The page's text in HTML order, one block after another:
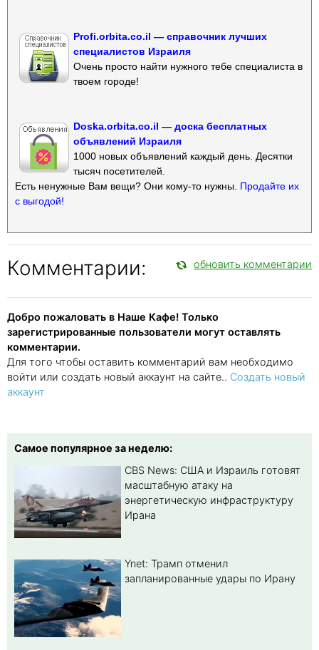
Profi.orbita.co.il — справочник лучших
специалистов Израиля
Очень просто найти нужного тебе специалиста в
твоем городе!
Doska.orbita.co.il — доска бесплатных
объявлений Израиля
1000 новых объявлений каждый день. Десятки
тысяч посетителей.
Есть ненужные Вам вещи? Они кому-то нужны. Продайте их
с выгодой!
Комментарии: обновить комментарии
Добро пожаловать в Наше Кафе! Только
зарегистрированные пользователи могут оставлять
комментарии.
Для того чтобы оставить комментарий вам необходимо
войти или создать новый аккаунт на сайте.. Создать новый
аккаунт
Самое популярное за неделю:
CBS News: США и Израиль готовят
масштабную атаку на
энергетическую инфраструктуру
Ирана
Ynet: Трамп отменил
запланированные удары по Ирану